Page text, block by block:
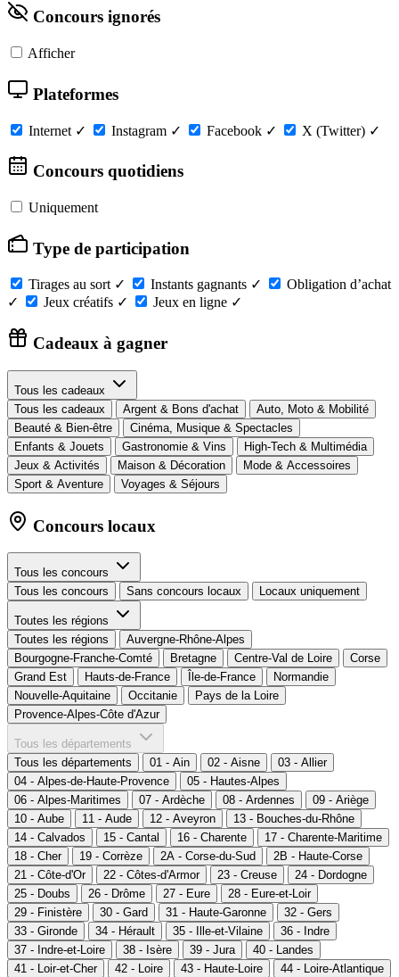
Concours ignorés
Afficher
Plateformes
Internet ✓ Instagram ✓ Facebook ✓ X (Twitter) ✓
Concours quotidiens
Uniquement
Type de participation
Tirages au sort ✓ Instants gagnants ✓
Obligation d’achat
✓
Jeux créatifs ✓ Jeux en ligne ✓
Cadeaux à gagner
Tous les cadeaux
Tous les cadeaux
Argent & Bons d'achat
Auto, Moto & Mobilité
Beauté & Bien-être
Cinéma, Musique & Spectacles
Enfants & Jouets
Gastronomie & Vins
High-Tech & Multimédia
Jeux & Activités
Maison & Décoration
Mode & Accessoires
Sport & Aventure
Voyages & Séjours
Concours locaux
Tous les concours
Tous les concours
Sans concours locaux Locaux uniquement
Toutes les régions
Toutes les régions
Auvergne-Rhône-Alpes
Bourgogne-Franche-Comté
Bretagne Centre-Val de Loire
Corse
Grand Est
Hauts-de-France Île-de-France
Normandie
Nouvelle-Aquitaine
Occitanie
Pays de la Loire
Provence-Alpes-Côte d'Azur
Tous les départements
Tous les départements
01 - Ain 02 - Aisne
03 - Allier
04 - Alpes-de-Haute-Provence
05 - Hautes-Alpes
06 - Alpes-Maritimes
07 - Ardèche 08 - Ardennes
09 - Ariège
10 - Aube
11 - Aude 12 - Aveyron
13 - Bouches-du-Rhône
14 - Calvados
15 - Cantal 16 - Charente
17 - Charente-Maritime
18 - Cher
19 - Corrèze 2A - Corse-du-Sud
2B - Haute-Corse
21 - Côte-d'Or
22 - Côtes-d'Armor 23 - Creuse
24 - Dordogne
25 - Doubs
26 - Drôme 27 - Eure
28 - Eure-et-Loir
29 - Finistère
30 - Gard 31 - Haute-Garonne
32 - Gers
33 - Gironde
34 - Hérault 35 - Ille-et-Vilaine
36 - Indre
37 - Indre-et-Loire
38 - Isère 39 - Jura
40 - Landes
41 - Loir-et-Cher
42 - Loire 43 - Haute-Loire
44 - Loire-Atlantique